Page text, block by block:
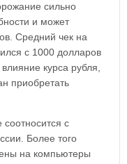
сильно
и может
Средний чек на
с 1000 долларов
курса рубля,
приобретать
с
Более того
на компьютеры